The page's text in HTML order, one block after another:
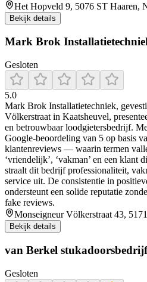
Het Hopveld 9, 5076 ST Haaren,
Bekijk details
Mark Brok
Gesloten
5.0
Mark Brok Installatietechniek,
Völkerstraat in Kaatsheuvel,
en betrouwbaar loodgietersbedrijf.
Google‑beoordeling van 5 op basis
klantenreviews — waarin termen
‘vriendelijk’, ‘vakman’ en een klant
straalt dit bedrijf professionaliteit,
service uit. De consistentie in
ondersteunt een solide reputatie
fake reviews.
Monseigneur Völkerstraat 43,
Bekijk details
van Berkel stukadoorsbedrijf
Gesloten